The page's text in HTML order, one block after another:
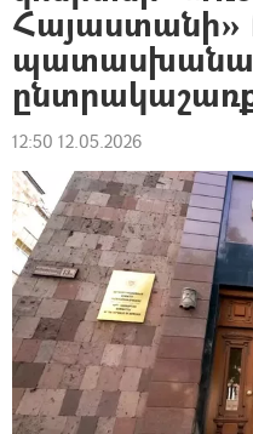
Հայաստանի»
12:50 12.05.2026